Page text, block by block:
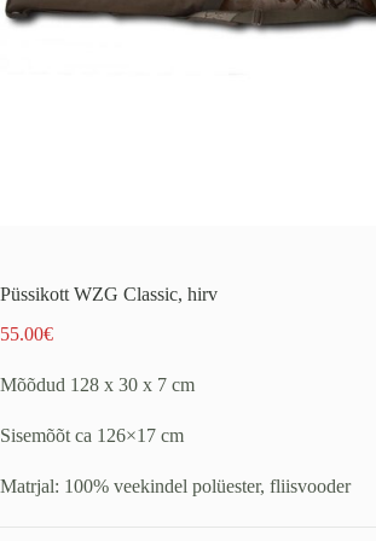
Püssikott WZG Classic, hirv
55.00€
Mõõdud 128 x 30 x 7 cm
Sisemõõt ca 126×17 cm
Matrjal: 100% veekindel polüester, fliisvooder